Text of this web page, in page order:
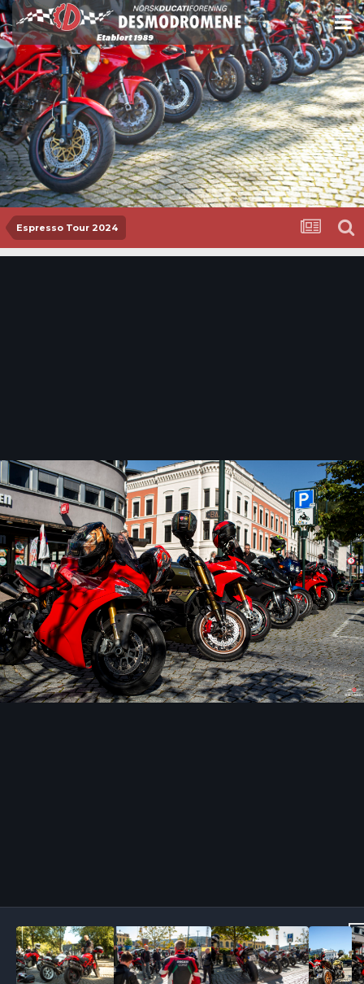
Espresso Tour 2024